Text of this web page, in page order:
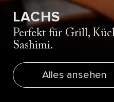
LACHS
Perfekt für Grill,
Sashimi.
Alles ansehen